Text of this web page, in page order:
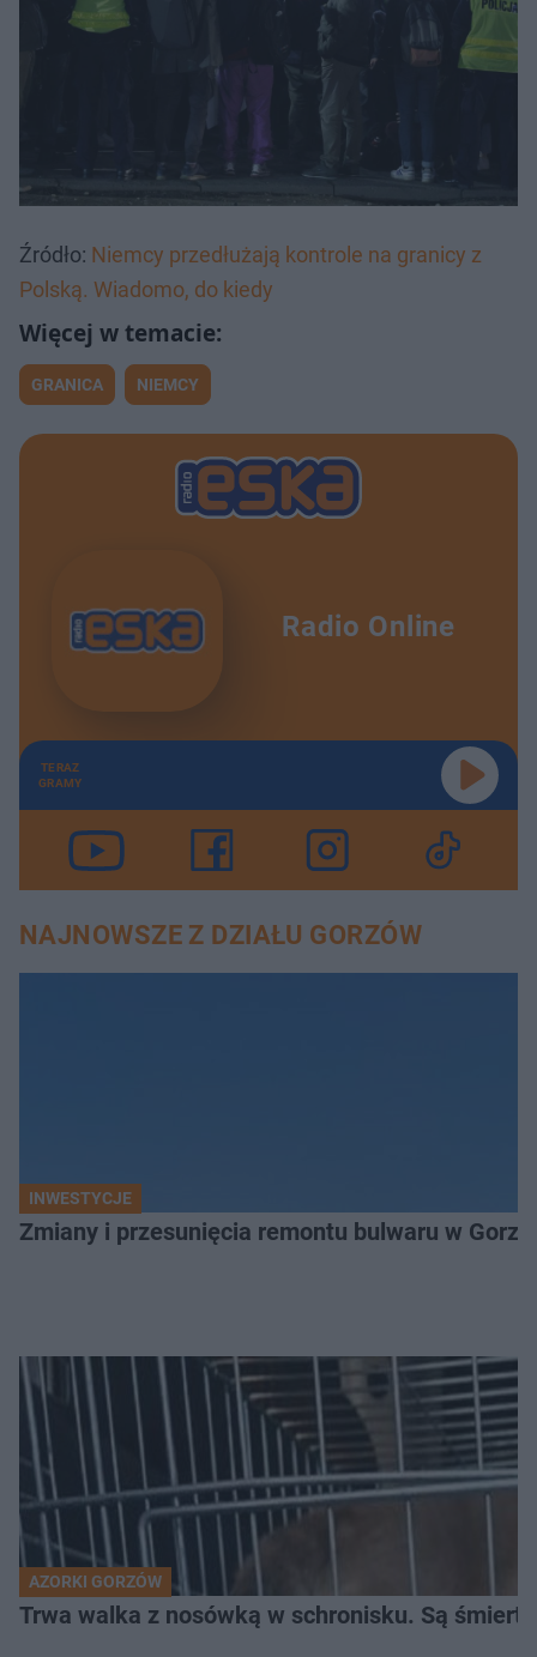
Źródło: Niemcy przedłużają kontrole na granicy z
Polską. Wiadomo, do kiedy
GRANICA NIEMCY
Radio Online
TERAZ
GRAMY
NAJNOWSZE Z DZIAŁU GORZÓW
INWESTYCJE
Zmiany i przesunięcia remontu bulwaru w
AZORKI GORZÓW
Trwa walka z nosówką w schronisku. Są